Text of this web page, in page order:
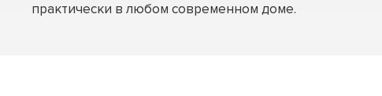
практически в любом современном доме.